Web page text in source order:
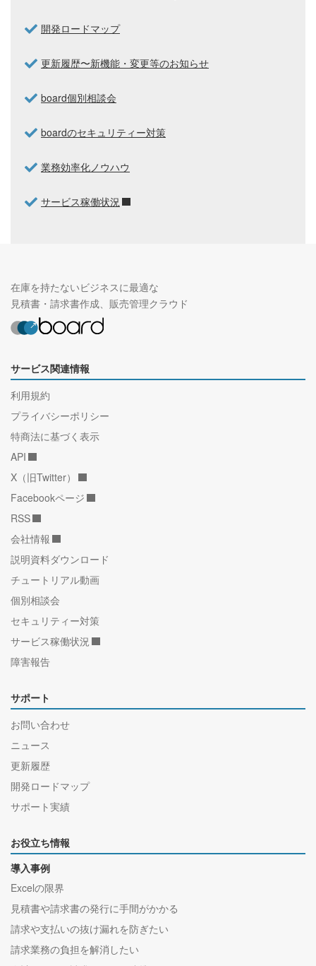
開発ロードマップ
更新履歴〜新機能・変更等のお知らせ
board個別相談会
boardのセキュリティー対策
業務効率化ノウハウ
サービス稼働状況
在庫を持たないビジネスに最適な
見積書・請求書作成、販売管理クラウド
サービス関連情報
利用規約
プライバシーポリシー
特商法に基づく表示
API
X（旧Twitter）
Facebookページ
RSS
会社情報
説明資料ダウンロード
チュートリアル動画
個別相談会
セキュリティー対策
サービス稼働状況
障害報告
サポート
お問い合わせ
ニュース
更新履歴
開発ロードマップ
サポート実績
お役立ち情報
導入事例
Excelの限界
見積書や請求書の発行に手間がかかる
請求や支払いの抜け漏れを防ぎたい
請求業務の負担を解消したい